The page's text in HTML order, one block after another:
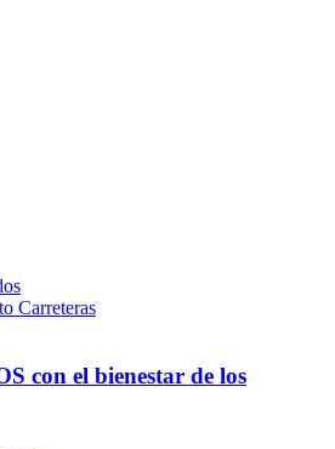
Carreteras
con el bienestar de los